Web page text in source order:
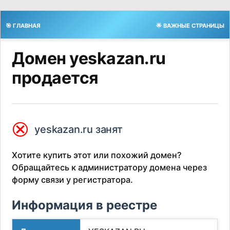
🎯 ГЛАВНАЯ 🌟 ВАЖНЫЕ СТРАНИЦЫ
Домен yeskazan.ru
продается
⮿ yeskazan.ru занят
Хотите купить этот или похожий домен?
Обращайтесь к администратору домена через
форму связи у регистратора.
Информация в реестре